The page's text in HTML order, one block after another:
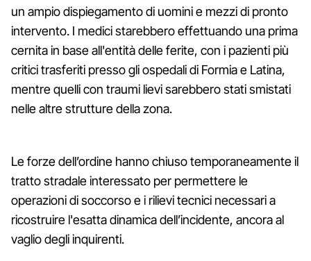
un ampio dispiegamento di uomini e mezzi di pronto
intervento. I medici starebbero effettuando una prima
cernita in base all'entità delle ferite, con i pazienti più
critici trasferiti presso gli ospedali di Formia e Latina,
mentre quelli con traumi lievi sarebbero stati smistati
nelle altre strutture della zona.
Le forze dell’ordine hanno chiuso temporaneamente il
tratto stradale interessato per permettere le
operazioni di soccorso e i rilievi tecnici necessari a
ricostruire l'esatta dinamica dell’incidente, ancora al
vaglio degli inquirenti.